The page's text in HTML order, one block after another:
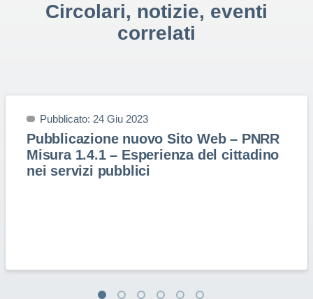
Circolari, notizie, eventi
correlati
Pubblicato: 24 Giu 2023
Pubblicazione nuovo Sito Web – PNRR
Misura 1.4.1 – Esperienza del cittadino
nei servizi pubblici